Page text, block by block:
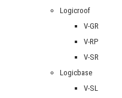
Logicroof
V-GR
V-RP
V-SR
Logicbase
V-SL